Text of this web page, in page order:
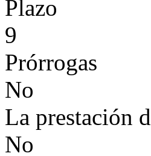
Plazo
9
Prórrogas
No
La prestación
No